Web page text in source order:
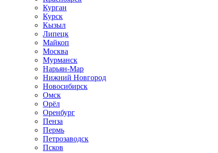
Курган
Курск
Кызыл
Липецк
Майкоп
Москва
Мурманск
Нарьян-Мар
Нижний Новгород
Новосибирск
Омск
Орёл
Оренбург
Пенза
Пермь
Петрозаводск
Псков